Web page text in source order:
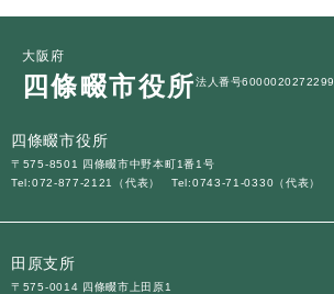
大阪府
四條畷市役所法人番号6000020272299
四條畷市役所
〒575-8501 四條畷市中野本町1番1号
Tel:072-877-2121（代表）
Tel:0743-71-0330（代表）
田原支所
〒575-0014 四條畷市上田原1